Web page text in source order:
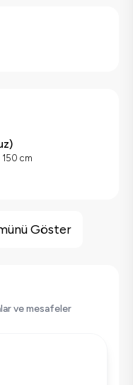
)
150 cm
Göster
ve mesafeler